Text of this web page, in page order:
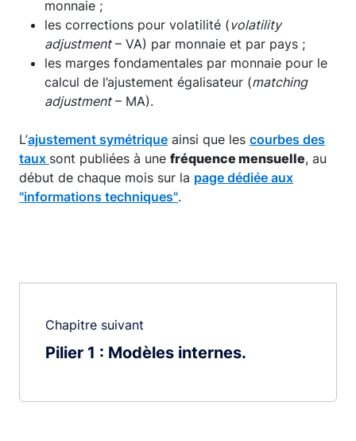
monnaie ;
les corrections pour volatilité (volatility
adjustment– VA) par monnaie et par pays ;
les marges fondamentales par monnaie pour le
calcul de l’ajustement égalisateur (matching
adjustment– MA).
L’ajustement symétrique ainsi que les courbes des
taux sont publiées à une fréquence mensuelle, au
début de chaque mois sur la page dédiée aux
"informations techniques".
Chapitre suivant
Pilier 1 : Modèles internes